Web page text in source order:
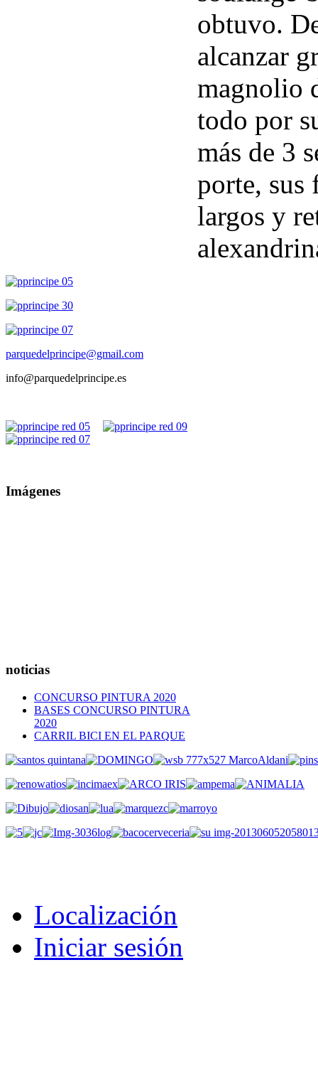
obtuvo.
alcanzar
magnolio
todo por
más de 3
porte, sus
largos y
parquedelprincipe@gmail.com
info@parquedelprincipe.es
Imágenes
noticias
CONCURSO PINTURA 2020
BASES CONCURSO PINTURA
2020
CARRIL BICI EN EL PARQUE
Localización
Iniciar sesión